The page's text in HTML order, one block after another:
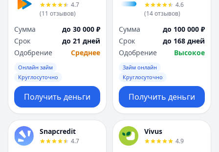
4.7
(11 отзывов)
Сумма
до 30 000 ₽
Срок
до 21 дней
Одобрение
Среднее
Онлайн займ
Круглосуточно
Получить деньги
4.6
(14отзывов)
Сумма
до 100 000 ₽
Срок
до 168 дней
Одобрение
Высокое
Займ онлайн
Круглосуточно
Получить деньги
Snapcredit
4.7
Vivus
4.9